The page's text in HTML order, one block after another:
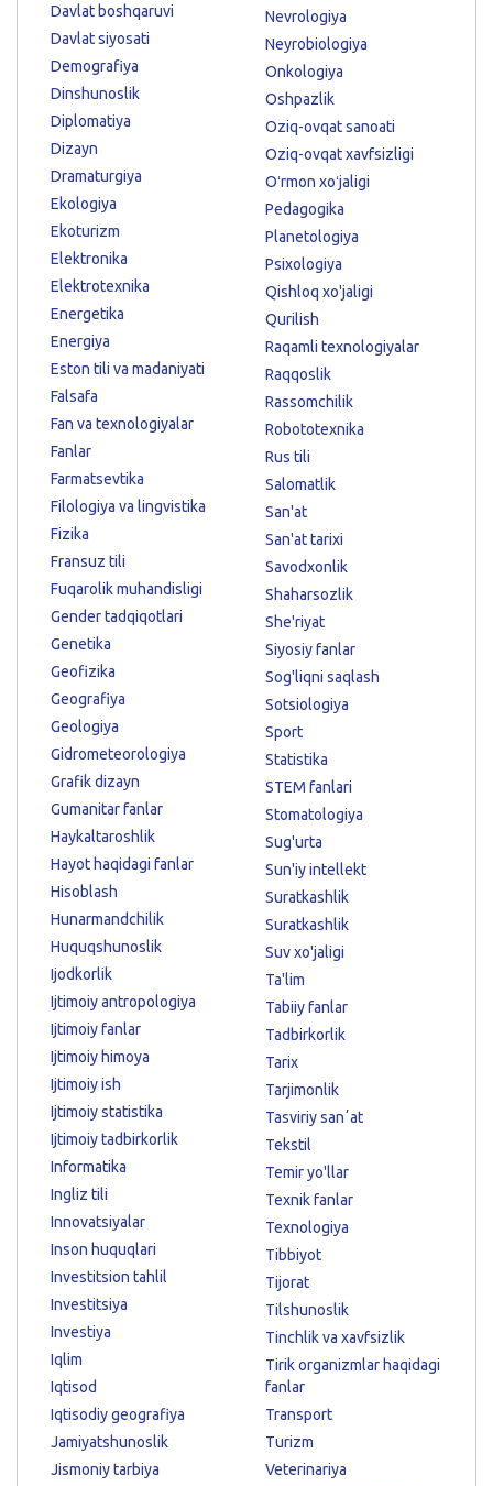
Davlat boshqaruvi
Davlat siyosati
Demografiya
Dinshunoslik
Diplomatiya
Dizayn
Dramaturgiya
Ekologiya
Ekoturizm
Elektronika
Elektrotexnika
Energetika
Energiya
Eston tili va madaniyati
Falsafa
Fan va texnologiyalar
Fanlar
Farmatsevtika
Filologiya va lingvistika
Fizika
Fransuz tili
Fuqarolik muhandisligi
Gender tadqiqotlari
Genetika
Geofizika
Geografiya
Geologiya
Gidrometeorologiya
Grafik dizayn
Gumanitar fanlar
Haykaltaroshlik
Hayot haqidagi fanlar
Hisoblash
Hunarmandchilik
Huquqshunoslik
Ijodkorlik
Ijtimoiy antropologiya
Ijtimoiy fanlar
Ijtimoiy himoya
Ijtimoiy ish
Ijtimoiy statistika
Ijtimoiy tadbirkorlik
Informatika
Ingliz tili
Innovatsiyalar
Inson huquqlari
Investitsion tahlil
Investitsiya
Investiya
Iqlim
Iqtisod
Iqtisodiy geografiya
Jamiyatshunoslik
Jismoniy tarbiya
Nevrologiya
Neyrobiologiya
Onkologiya
Oshpazlik
Oziq-ovqat sanoati
Oziq-ovqat xavfsizligi
Oʻrmon xoʻjaligi
Pedagogika
Planetologiya
Psixologiya
Qishloq xo'jaligi
Qurilish
Raqamli texnologiyalar
Raqqoslik
Rassomchilik
Robototexnika
Rus tili
Salomatlik
San'at
San'at tarixi
Savodxonlik
Shaharsozlik
She'riyat
Siyosiy fanlar
Sog'liqni saqlash
Sotsiologiya
Sport
Statistika
STEM fanlari
Stomatologiya
Sug'urta
Sun'iy intellekt
Suratkashlik
Suratkashlik
Suv xo'jaligi
Ta'lim
Tabiiy fanlar
Tadbirkorlik
Tarix
Tarjimonlik
Tasviriy sanʼat
Tekstil
Temir yo'llar
Texnik fanlar
Texnologiya
Tibbiyot
Tijorat
Tilshunoslik
Tinchlik va xavfsizlik
Tirik organizmlar haqidagi
fanlar
Transport
Turizm
Veterinariya